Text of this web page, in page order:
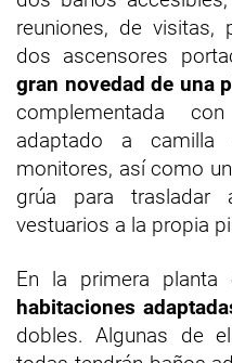
reuniones, de visitas,
dos ascensores
gran novedad de una
complementada
adaptado a camilla
monitores, así como
grúa para
vestuarios a la propia
En la primera planta
habitaciones
dobles. Algunas de